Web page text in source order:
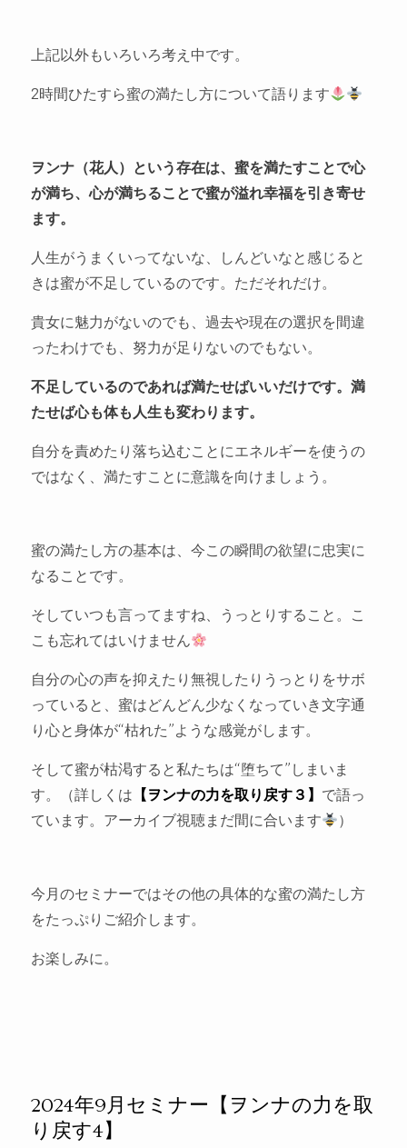
上記以外もいろいろ考え中です。
2時間ひたすら蜜の満たし方について語ります
ヲンナ（花人）という存在は、蜜を満たすことで心
が満ち、心が満ちることで蜜が溢れ幸福を引き寄せ
ます。
人生がうまくいってないな、しんどいなと感じると
きは蜜が不足しているのです。ただそれだけ。
貴女に魅力がないのでも、過去や現在の選択を間違
ったわけでも、努力が足りないのでもない。
不足しているのであれば満たせばいいだけです。満
たせば心も体も人生も変わります。
自分を責めたり落ち込むことにエネルギーを使うの
ではなく、満たすことに意識を向けましょう。
蜜の満たし方の基本は、今この瞬間の欲望に忠実に
なることです。
そしていつも言ってますね、うっとりすること。こ
こも忘れてはいけません
自分の心の声を抑えたり無視したりうっとりをサボ
っていると、蜜はどんどん少なくなっていき文字通
り心と身体が“枯れた”ような感覚がします。
そして蜜が枯渇すると私たちは“堕ちて”しまいま
す。（詳しくは 【ヲンナの力を取り戻す３】 で語っ
ています。アーカイブ視聴まだ間に合います
）
今月のセミナーではその他の具体的な蜜の満たし方
をたっぷりご紹介します。
お楽しみに。
2024年9月セミナー【ヲンナの力を取
り戻す4】